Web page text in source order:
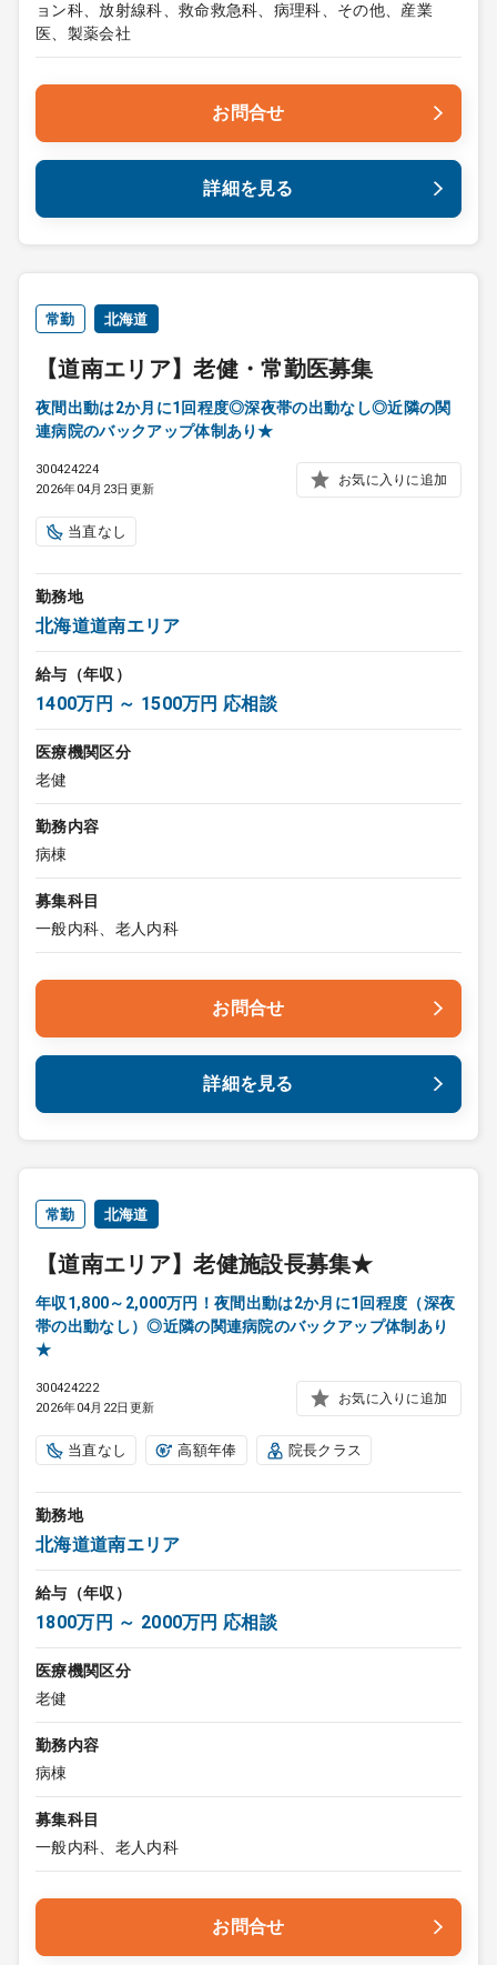
ョン科、放射線科、救命救急科、病理科、その他、産業
医、製薬会社
お問合せ
詳細を見る
常勤 北海道
【道南エリア】老健・常勤医募集
夜間出動は2か月に1回程度◎深夜帯の出動なし◎近隣の関
連病院のバックアップ体制あり★
300424224
2026年04月23日更新
お気に入りに追加
当直なし
勤務地
北海道道南エリア
給与（年収）
1400万円 ～ 1500万円 応相談
医療機関区分
老健
勤務内容
病棟
募集科目
一般内科、老人内科
お問合せ
詳細を見る
常勤 北海道
【道南エリア】老健施設長募集★
年収1,800～2,000万円！夜間出動は2か月に1回程度（深夜
帯の出動なし）◎近隣の関連病院のバックアップ体制あり
★
300424222
2026年04月22日更新
お気に入りに追加
当直なし 高額年俸 院長クラス
勤務地
北海道道南エリア
給与（年収）
1800万円 ～ 2000万円 応相談
医療機関区分
老健
勤務内容
病棟
募集科目
一般内科、老人内科
お問合せ